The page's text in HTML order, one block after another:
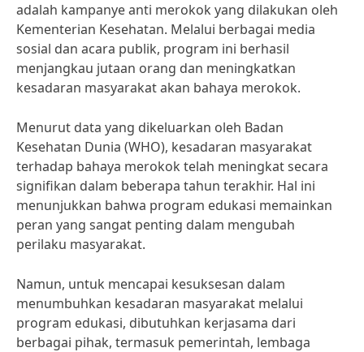
adalah kampanye anti merokok yang dilakukan oleh
Kementerian Kesehatan. Melalui berbagai media
sosial dan acara publik, program ini berhasil
menjangkau jutaan orang dan meningkatkan
kesadaran masyarakat akan bahaya merokok.
Menurut data yang dikeluarkan oleh Badan
Kesehatan Dunia (WHO), kesadaran masyarakat
terhadap bahaya merokok telah meningkat secara
signifikan dalam beberapa tahun terakhir. Hal ini
menunjukkan bahwa program edukasi memainkan
peran yang sangat penting dalam mengubah
perilaku masyarakat.
Namun, untuk mencapai kesuksesan dalam
menumbuhkan kesadaran masyarakat melalui
program edukasi, dibutuhkan kerjasama dari
berbagai pihak, termasuk pemerintah, lembaga